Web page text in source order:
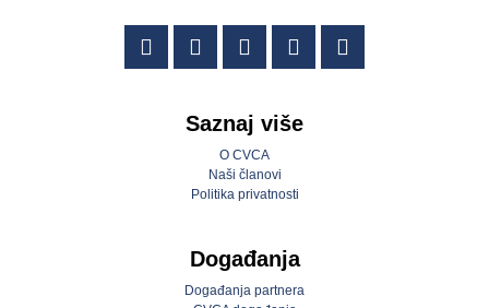
Saznaj više
O CVCA
Naši članovi
Politika privatnosti
Događanja
Događanja partnera